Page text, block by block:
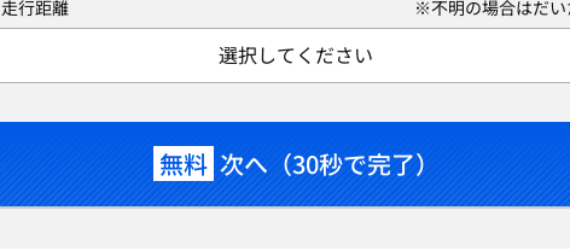
走行距離 ※不明の場合はだい
選択してください
無料 次へ（30秒で完了）